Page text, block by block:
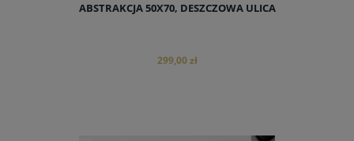
ABSTRAKCJA 50X70, DESZCZOWA ULICA
299,00 zł